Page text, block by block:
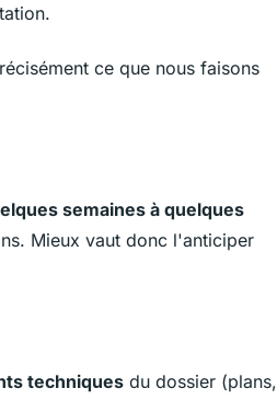
ce que nous faisons
semaines à quelques
Mieux vaut donc l'anticiper
techniques du dossier (plans,